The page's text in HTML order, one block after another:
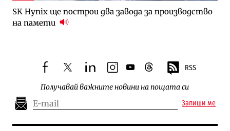
SK Hynix ще построи два завода за производство
на памети
facebooktwitterlinkedininstagram
youtubethreads RSS
Получавай важните новини на пощата си
Запиши ме